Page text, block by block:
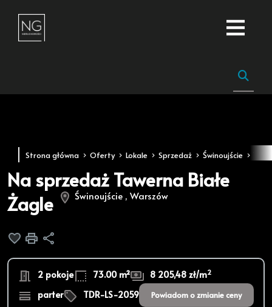
Strona główna Oferty Lokale Sprzedaż Świnoujście
Na sprzedaż Tawerna Białe
Żagle
Świnoujście , Warszów
Dodaj do ulubionych
Drukuj
2 pokoje 73.00 m² 8 205,48 zł/m2
parter TDR-LS-2059 Powiadom o zmianie ceny